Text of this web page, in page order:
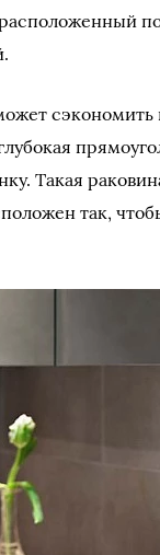
сэкономить
Такая
так,